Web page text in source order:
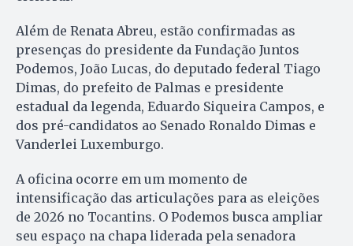
Além de Renata Abreu, estão confirmadas as
presenças do presidente da Fundação Juntos
Podemos, João Lucas, do deputado federal Tiago
Dimas, do prefeito de Palmas e presidente
estadual da legenda, Eduardo Siqueira Campos, e
dos pré-candidatos ao Senado Ronaldo Dimas e
Vanderlei Luxemburgo.
A oficina ocorre em um momento de
intensificação das articulações para as eleições
de 2026 no Tocantins. O Podemos busca ampliar
seu espaço na chapa liderada pela senadora